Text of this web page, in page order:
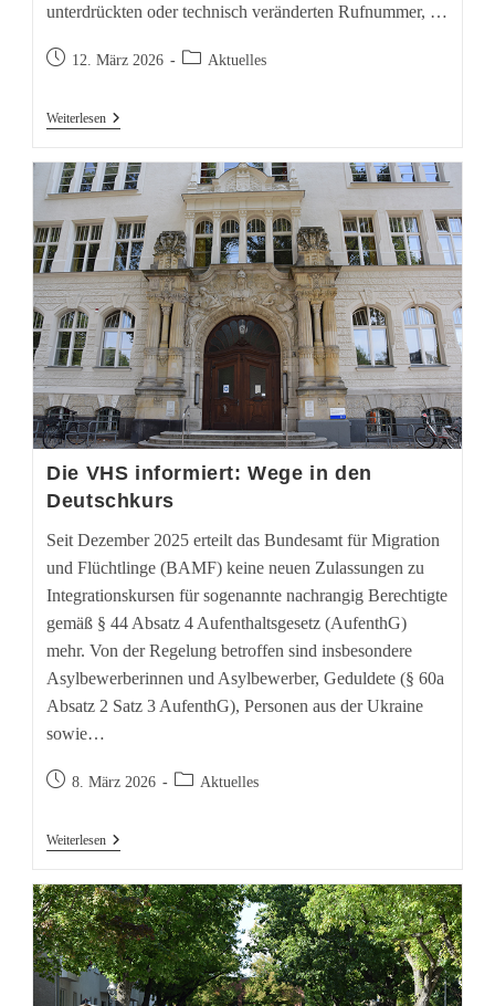
unterdrückten oder technisch veränderten Rufnummer, …
Beitrag12. März 2026
Beitrags-
Aktuelles
WeiterlesenWarnung
In
Tempelhof-
Die VHS informiert: Wege in den
Deutschkurs
Seit Dezember 2025 erteilt das Bundesamt für Migration
und Flüchtlinge (BAMF) keine neuen Zulassungen zu
Integrationskursen für sogenannte nachrangig Berechtigte
gemäß § 44 Absatz 4 Aufenthaltsgesetz (AufenthG)
mehr. Von der Regelung betroffen sind insbesondere
Asylbewerberinnen und Asylbewerber, Geduldete (§ 60a
Absatz 2 Satz 3 AufenthG), Personen aus der Ukraine
sowie…
Beitrag8. März 2026
Beitrags-
Aktuelles
WeiterlesenDie
Wege
In
Den
Deutschkurs